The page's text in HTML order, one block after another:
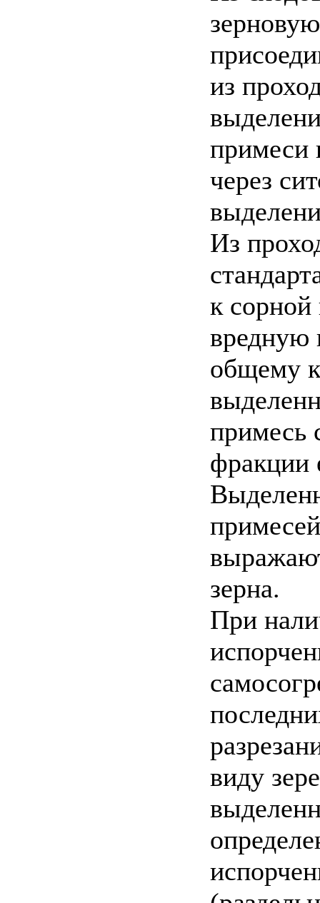
из
примеси
через
Из
к
вредную
общему
примесь
фракции
зерна.
При
виду